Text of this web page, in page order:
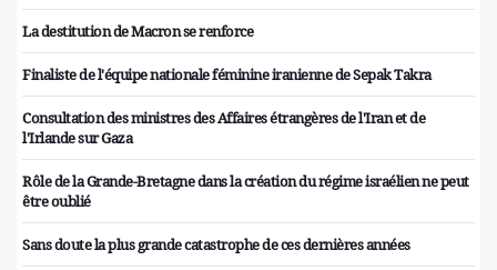
La destitution de Macron se renforce
Finaliste de l'équipe nationale féminine iranienne de Sepak Takra
Consultation des ministres des Affaires étrangères de l'Iran et de
l'Irlande sur Gaza
Rôle de la Grande-Bretagne dans la création du régime israélien ne peut
être oublié
Sans doute la plus grande catastrophe de ces dernières années